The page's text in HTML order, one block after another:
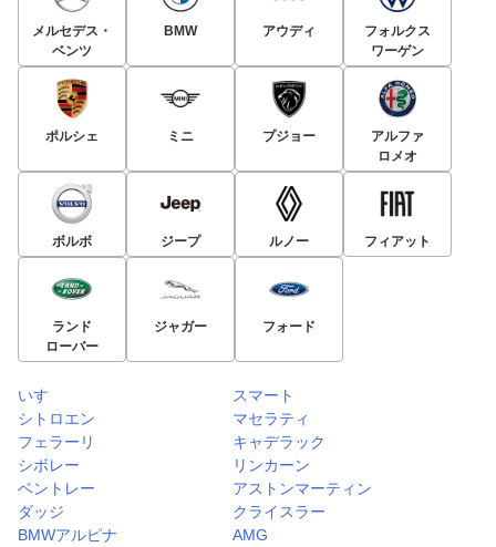
メルセデス・
ベンツ
BMW アウディ
フォルクス
ワーゲン
ポルシェ ミニ プジョー
アルファ
ロメオ
ボルボ ジープ ルノー フィアット
ランド
ローバー
ジャガー フォード
いすゞ
スマート
シトロエン
マセラティ
フェラーリ
キャデラック
シボレー
リンカーン
ベントレー
アストンマーティン
ダッジ
クライスラー
BMWアルピナ
AMG